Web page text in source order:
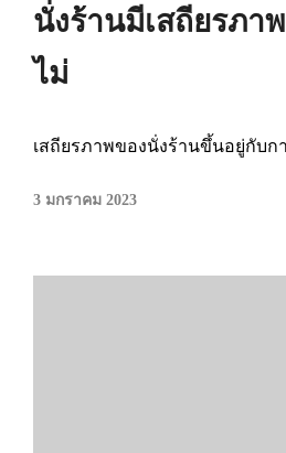
นั่งร้านมีเสถียรภา
ไม่
เสถียรภาพของนั่งร้านขึ้นอยู่กับก
3 มกราคม 2023